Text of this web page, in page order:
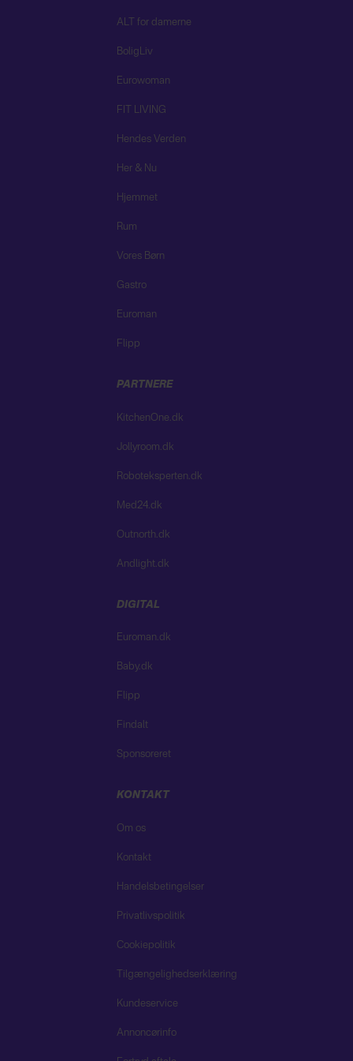
ALT for damerne
BoligLiv
Eurowoman
FIT LIVING
Hendes Verden
Her & Nu
Hjemmet
Rum
Vores Børn
Gastro
Euroman
Flipp
PARTNERE
KitchenOne.dk
Jollyroom.dk
Roboteksperten.dk
Med24.dk
Outnorth.dk
Andlight.dk
DIGITAL
Euroman.dk
Baby.dk
Flipp
Findalt
Sponsoreret
KONTAKT
Om os
Kontakt
Handelsbetingelser
Privatlivspolitik
Cookiepolitik
Tilgængelighedserklæring
Kundeservice
Annoncørinfo